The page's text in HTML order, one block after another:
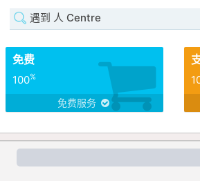
遇到 人 Centre
免费
100%
免费服务